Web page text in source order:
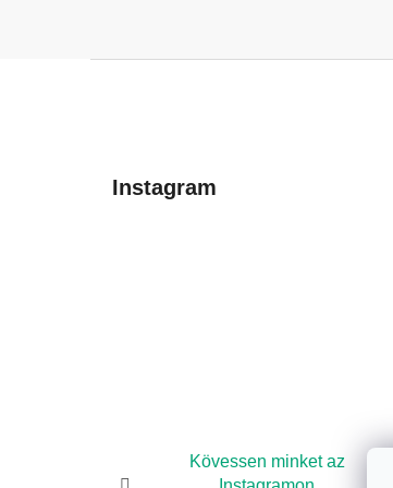
Instagram
Kövessen minket az